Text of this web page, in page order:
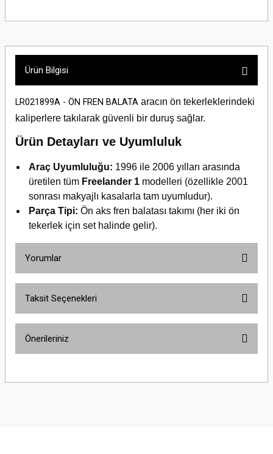
Ürün Bilgisi
LR021899A - ÖN FREN BALATA aracın ön tekerleklerindeki
kaliperlere takılarak güvenli bir duruş sağlar.
Ürün Detayları ve Uyumluluk
Araç Uyumluluğu: 1996 ile 2006 yılları arasında
üretilen tüm Freelander 1 modelleri (özellikle 2001
sonrası makyajlı kasalarla tam uyumludur).
Parça Tipi: Ön aks fren balatası takımı (her iki ön
tekerlek için set halinde gelir).
Yorumlar
Taksit Seçenekleri
Önerileriniz
yetersiz gördüğünüz noktaları öneri formunu kullanarak tarafımıza